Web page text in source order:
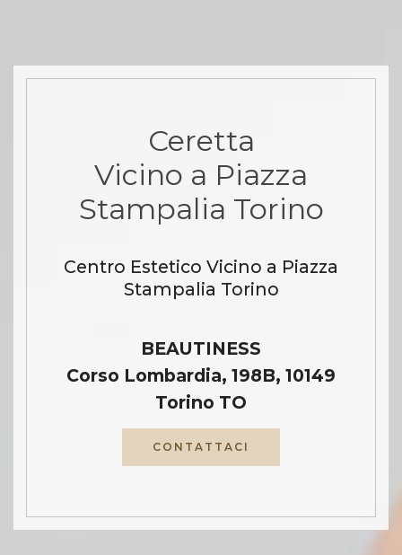
Ceretta
Vicino a Piazza
Stampalia Torino
Centro Estetico Vicino a Piazza
Stampalia Torino
BEAUTINESS
Corso Lombardia, 198B, 10149
Torino TO
CONTATTACI